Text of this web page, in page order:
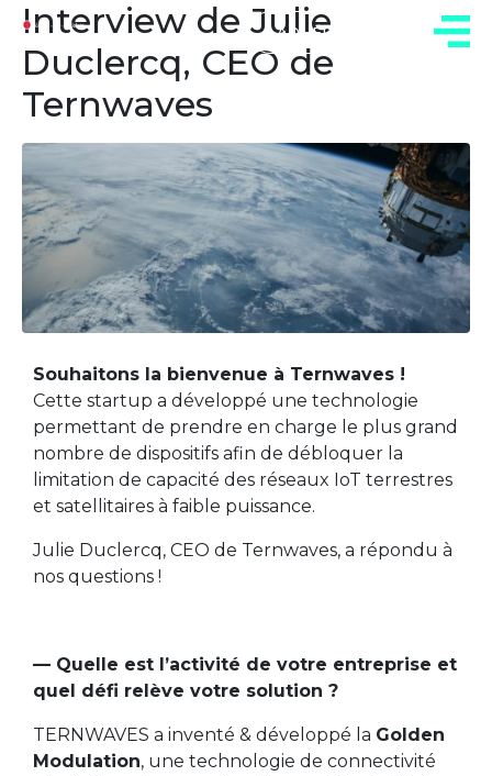
ADHÉREZ
Interview de Julie
Duclercq, CEO de
Ternwaves
Souhaitons la bienvenue à Ternwaves !
Cette startup a développé une technologie
permettant de prendre en charge le plus grand
nombre de dispositifs afin de débloquer la
limitation de capacité des réseaux IoT terrestres
et satellitaires à faible puissance.
Julie Duclercq, CEO de Ternwaves, a répondu à
nos questions !
— Quelle est l’activité de votre entreprise et
quel défi relève votre solution ?
TERNWAVES a inventé & développé la Golden
Modulation, une technologie de connectivité